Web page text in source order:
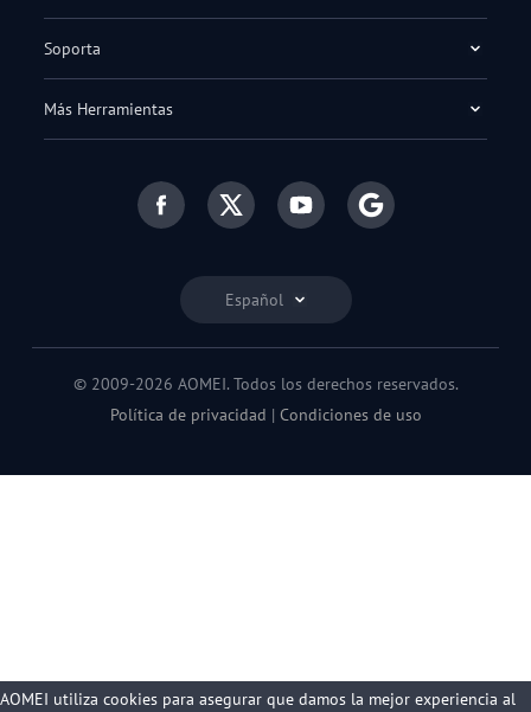
Español
Soporta
Más Herramientas
© 2009-2026 AOMEI. Todos los derechos reservados.
Política de privacidad | Condiciones de uso
AOMEI utiliza cookies para asegurar que damos la mejor experiencia al